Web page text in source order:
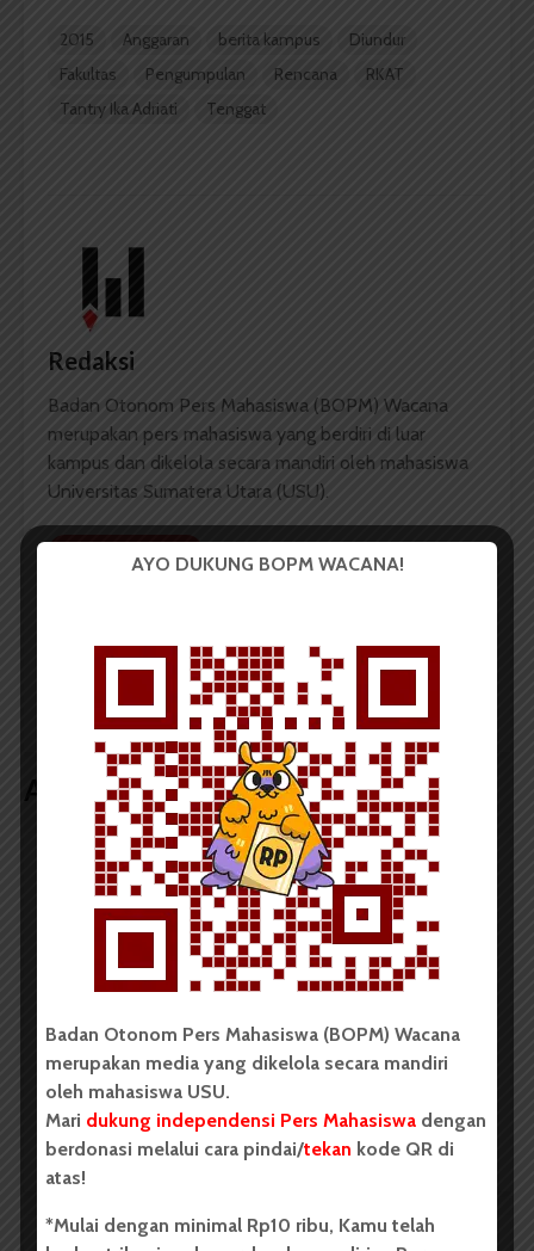
2015 Anggaran berita kampus
Diundur
Fakultas
Pengumpulan Rencana
RKAT
Tantry Ika Adriati
Tenggat
Redaksi
Badan Otonom Pers Mahasiswa (BOPM) Wacana
merupakan pers mahasiswa yang berdiri di luar
kampus dan dikelola secara mandiri oleh mahasiswa
Universitas Sumatera Utara (USU).
Peringati Sumpah
Pemuda, Paguyuban
KSE Kutip Sampah
Pema USU Akan
Bentuk Paguyuban
Ormawa-UKM Se-USU
Artikel terkait lain
BERITA KAMPUS
Tim Mahasiswa USU Raih Juara I
Vokal Grup Pada PEKSIMIDA 2026
Oleh: Cyntia Lorena Br Tarigan USU, wacana.org –
Tim mahasiswa Universitas Sumatera Utara...
Redaksi 2 menit waktu baca
AYO DUKUNG BOPM WACANA!
Badan Otonom Pers Mahasiswa (BOPM) Wacana
merupakan media yang dikelola secara mandiri
oleh mahasiswa USU.
Mari dukung independensi Pers Mahasiswa dengan
berdonasi melalui cara pindai/tekan kode QR di
atas!
*Mulai dengan minimal Rp10 ribu, Kamu telah